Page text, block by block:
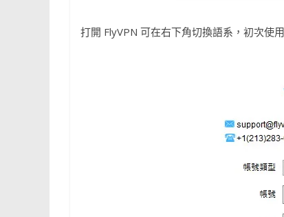
打開 FlyVPN 可在右下角切換語系，初次使